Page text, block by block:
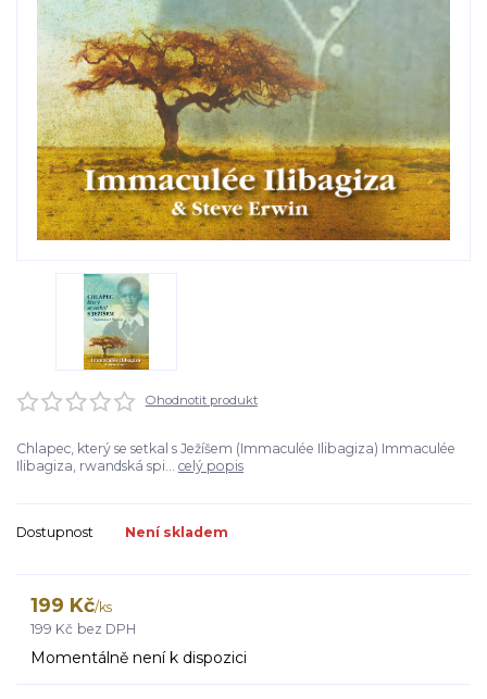
Ohodnotit produkt
Chlapec, který se setkal s Ježíšem (Immaculée Ilibagiza) Immaculée
Ilibagiza, rwandská spi... celý popis
Dostupnost Není skladem
199 Kč/ks
199 Kč bez DPH
Momentálně není k dispozici